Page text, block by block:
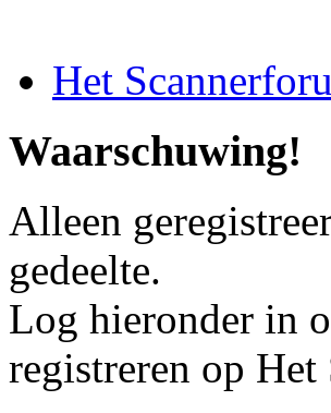
Het
Waarschuwing!
Alleen
gedeelte.
Log hieronder in
registreren op